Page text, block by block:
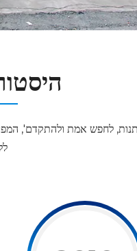
לחפש אמת ולהתקדם',